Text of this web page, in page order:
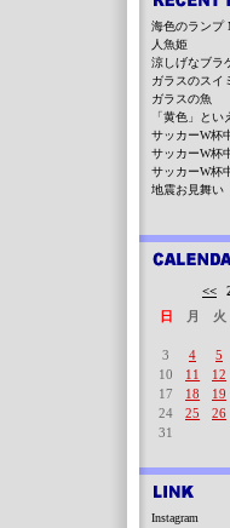
海色のランプ
人魚姫
涼しげなブラ
ガラスのスイ
ガラスの魚
「黄色」とい
サッカーW杯
サッカーW杯
サッカーW杯
地震お見舞い
<<
日
月 火
3
4 5
10
11 12
17
18 19
24
25 26
31
Instagram